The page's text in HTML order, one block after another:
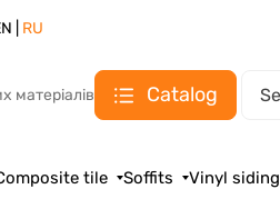
| RU
матеріалів Catalog
tile Soffits Vinyl siding